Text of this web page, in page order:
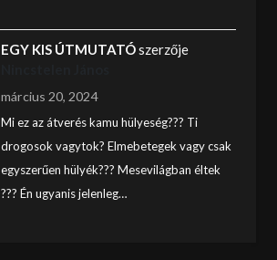
EGY KIS ÚTMUTATÓszerzője
március 20, 2024
Mi ez az átverés kamu hülyeség??? Ti
drogosok vagytok? Elmebetegek vagy csak
egyszerűen hülyék??? Mesevilágban éltek
??? Én ugyanis jelenleg…